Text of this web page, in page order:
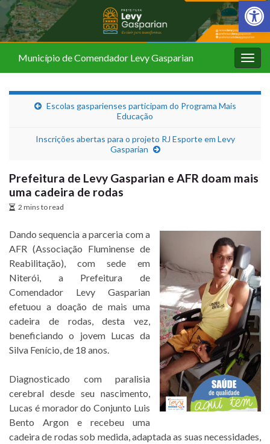
Barra de
Município de Comendador Levy Gasparian
Escolas gasparienses participam do Programa Mais
Educação
Inscrições abertas para o projeto RJ Esporte em Levy
Gasparian
Prefeitura de Levy Gasparian e AFR doam mais
uma cadeira de rodas
2 mins to read
Dando sequencia a parceria com a
AFR (Associação Fluminense de
Reabilitação), com sede em
Niterói, a Prefeitura de
Comendador Levy Gasparian
efetuou a doação de mais uma
cadeira de rodas, desta vez,
beneficiando o jovem Lucas da
Silva Fenício, de 18 anos.
Diagnosticado com paralisia
cerebral desde seu nascimento,
Lucas é morador do Conjunto Luis
Bento Argon e recebeu uma
cadeira de rodas sob medida, adaptada as suas necessidades,